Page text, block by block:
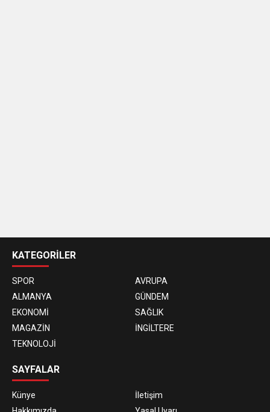
siteleri
KATEGORİLER
SPOR
AVRUPA
ALMANYA
GÜNDEM
EKONOMİ
SAĞLIK
MAGAZİN
İNGİLTERE
TEKNOLOJİ
SAYFALAR
Künye
İletişim